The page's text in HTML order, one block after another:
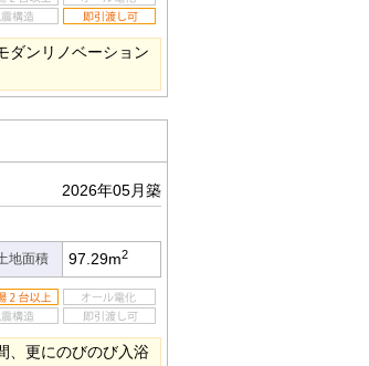
ダンリノベーション
2026年05月築
地面積 97.29m2
、更にのびのび入浴